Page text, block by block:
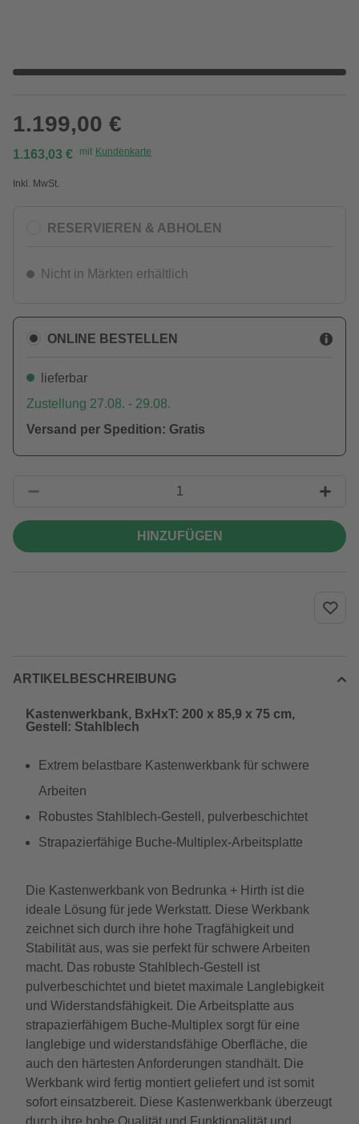
1.199,00 €
1.163,03 € mit Kundenkarte
Inkl. MwSt.
RESERVIEREN & ABHOLEN
Nicht in Märkten erhältlich
ONLINE BESTELLEN
lieferbar
Zustellung 27.08. - 29.08.
Versand per Spedition: Gratis
HINZUFÜGEN
ARTIKELBESCHREIBUNG
Kastenwerkbank, BxHxT: 200 x 85,9 x 75 cm,
Gestell: Stahlblech
Extrem belastbare Kastenwerkbank für schwere
Arbeiten
Robustes Stahlblech-Gestell, pulverbeschichtet
Strapazierfähige Buche-Multiplex-Arbeitsplatte
Die Kastenwerkbank von Bedrunka + Hirth ist die
ideale Lösung für jede Werkstatt. Diese Werkbank
zeichnet sich durch ihre hohe Tragfähigkeit und
Stabilität aus, was sie perfekt für schwere Arbeiten
macht. Das robuste Stahlblech-Gestell ist
pulverbeschichtet und bietet maximale Langlebigkeit
und Widerstandsfähigkeit. Die Arbeitsplatte aus
strapazierfähigem Buche-Multiplex sorgt für eine
langlebige und widerstandsfähige Oberfläche, die
auch den härtesten Anforderungen standhält. Die
Werkbank wird fertig montiert geliefert und ist somit
sofort einsatzbereit. Diese Kastenwerkbank überzeugt
durch ihre hohe Qualität und Funktionalität und